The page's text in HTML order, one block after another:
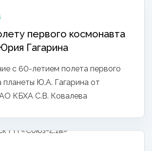
первого космонавта
Гагарина
с 60-летием полета первого
планеты Ю.А. Гагарина от
КБХА С.В. Ковалева